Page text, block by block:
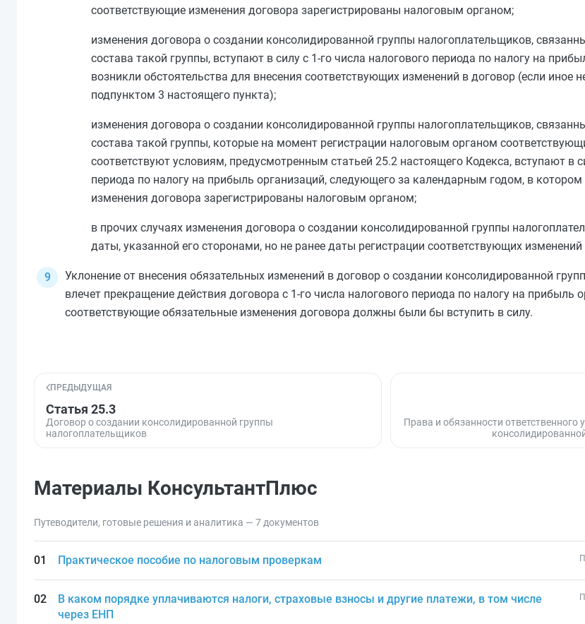
соответствующие изменения договора зарегистрированы налоговым органом;
изменения договора о создании консолидированной группы налогоплательщиков,
состава такой группы, вступают в силу с 1-го числа налогового периода по налогу на
возникли обстоятельства для внесения соответствующих изменений в договор (если иное
подпунктом 3 настоящего пункта);
изменения договора о создании консолидированной группы налогоплательщиков,
состава такой группы, которые на момент регистрации налоговым органом
соответствуют условиям, предусмотренным статьей 25.2 настоящего Кодекса, вступают в
периода по налогу на прибыль организаций, следующего за календарным годом, в
изменения договора зарегистрированы налоговым органом;
в прочих случаях изменения договора о создании консолидированной группы
даты, указанной его сторонами, но не ранее даты регистрации соответствующих
Уклонение от внесения обязательных изменений в договор о создании консолидированной
влечет прекращение действия договора с 1-го числа налогового периода по налогу на прибыль
соответствующие обязательные изменения договора должны были бы вступить в силу.
ПРЕДЫДУЩАЯ
Статья 25.3
Договор о создании консолидированной группы
налогоплательщиков
Права и обязанности ответственного
Материалы КонсультантПлюс
Путеводители, готовые решения и аналитика — 7 документов
Практическое пособие по налоговым проверкам
В каком порядке уплачиваются налоги, страховые взносы и другие платежи, в том числе
через ЕНП